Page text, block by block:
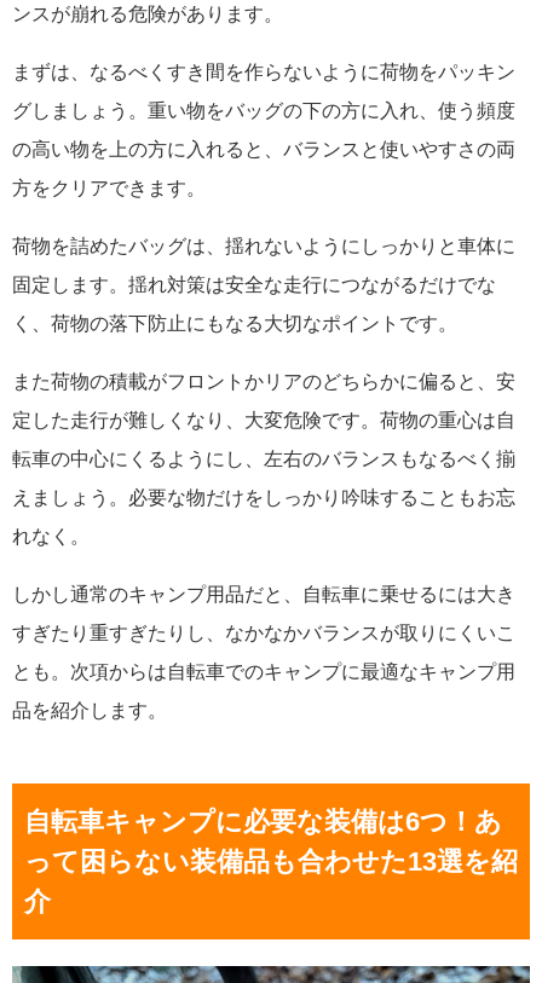
ンスが崩れる危険があります。
まずは、なるべくすき間を作らないように荷物をパッキン
グしましょう。重い物をバッグの下の方に入れ、使う頻度
の高い物を上の方に入れると、バランスと使いやすさの両
方をクリアできます。
荷物を詰めたバッグは、揺れないようにしっかりと車体に
固定します。揺れ対策は安全な走行につながるだけでな
く、荷物の落下防止にもなる大切なポイントです。
また荷物の積載がフロントかリアのどちらかに偏ると、安
定した走行が難しくなり、大変危険です。荷物の重心は自
転車の中心にくるようにし、左右のバランスもなるべく揃
えましょう。必要な物だけをしっかり吟味することもお忘
れなく。
しかし通常のキャンプ用品だと、自転車に乗せるには大き
すぎたり重すぎたりし、なかなかバランスが取りにくいこ
とも。次項からは自転車でのキャンプに最適なキャンプ用
品を紹介します。
自転車キャンプに必要な装備は6つ！あ
って困らない装備品も合わせた13選を紹
介